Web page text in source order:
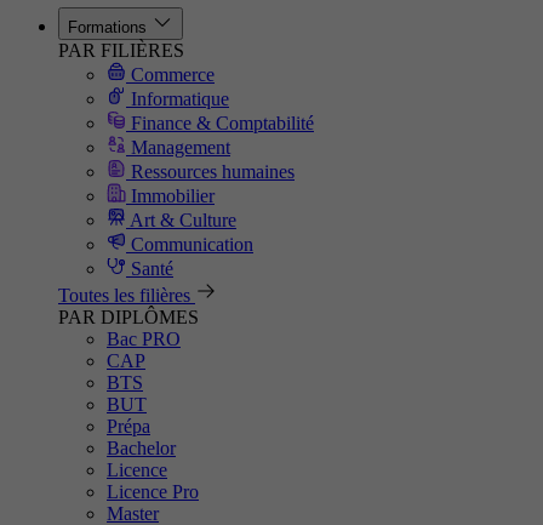
Formations
PAR FILIÈRES
Commerce
Informatique
Finance & Comptabilité
Management
Ressources humaines
Immobilier
Art & Culture
Communication
Santé
Toutes les filières
PAR DIPLÔMES
Bac PRO
CAP
BTS
BUT
Prépa
Bachelor
Licence
Licence Pro
Master